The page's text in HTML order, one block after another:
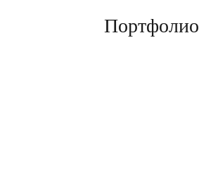
Портфолио